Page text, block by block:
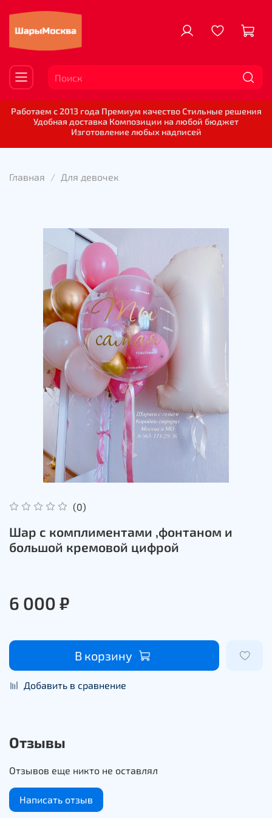
Работаем с 2013 года Премиум качество Стильные решения
Удобная доставка Композиции на любой бюджет
Изготовление любых надписей
Главная Для девочек
(0)
Шар с комплиментами ,фонтаном и
большой кремовой цифрой
6 000 ₽
В корзину
Добавить в сравнение
Отзывы
Отзывов еще никто не оставлял
Написать отзыв